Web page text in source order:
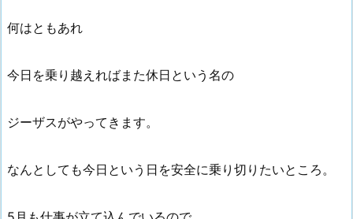
何はともあれ
今日を乗り越えればまた休日という名の
ジーザスがやってきます。
なんとしても今日という日を安全に乗り切りたいところ。